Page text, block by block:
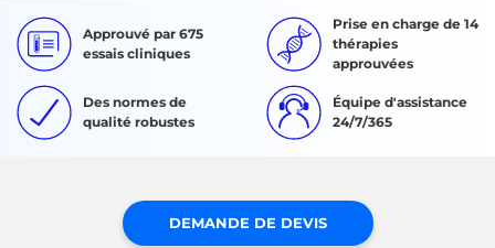
Approuvé par 675
essais cliniques
Prise en charge de 14
thérapies
approuvées
Des normes de
qualité robustes
Équipe d'assistance
24/7/365
DEMANDE DE DEVIS